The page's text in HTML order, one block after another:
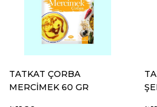
TATKAT ÇORBA
MERCİMEK 60 GR